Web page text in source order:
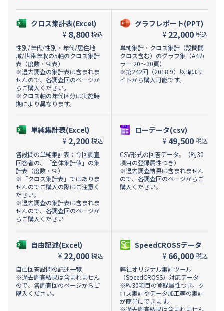
クロス集計表(Excel)
¥ 8,800 税込
性別/年代/性別・年代/居住地
域/世帯年収の5軸のクロス集計
表（度数・％表）
※過去調査の集計表は含まれま
せんので、各調査回のページか
らご購入ください。
※クロス軸の年代区分は実施時
期により異なります。
単純集計表(Excel)
¥ 2,200 税込
各設問の単純集計表：今回調査
回答者の、「全体集計値」の集
計表（度数・％）
※「クロス集計表」ではありま
せんのでご購入の際はご注意く
ださい。
※過去調査の集計表は含まれま
せんので、各調査回のページか
らご購入ください
自由記述(Excel)
¥ 22,000 税込
自由回答設問の記述一覧
※過去調査結果は含まれません
ので、各調査回のページからご
購入ください。
グラフレポート(PPT)
¥ 22,000 税込
単純集計・クロス集計（設問間
クロス含む）のグラフ集（A4カ
ラー 20～30頁）
※第242回（2018.9）以降はサ
イトから購入可能です。
ローデータ(csv)
¥ 49,500 税込
CSV形式の回答データ。（約30
項目の登録属性つき）
※過去調査結果は含まれません
ので、各調査回のページからご
購入ください。
SpeedCROSSデータ
¥ 66,000 税込
弊社オリジナル集計ツール
（SpeedCROSS）対応データ
※約30項目の登録属性つき。ク
ロス集計やデータ加工等の集計
が簡単にできます。